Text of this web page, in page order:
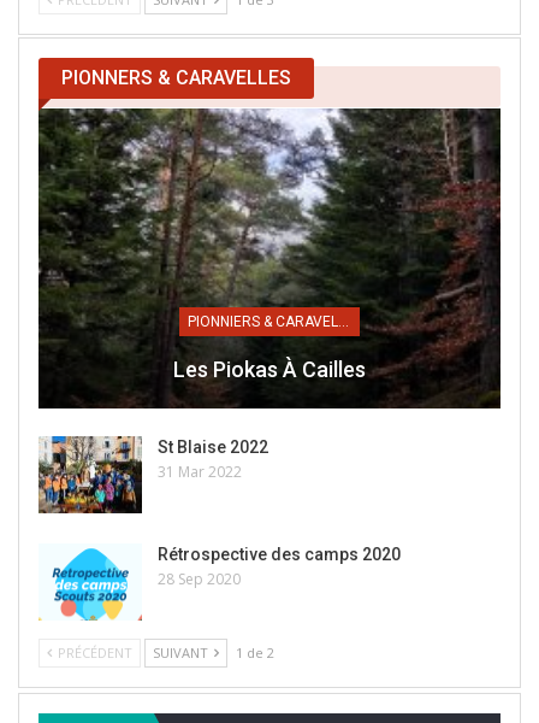
PIONNERS & CARAVELLES
PIONNIERS & CARAVELLES
Les Piokas À Cailles
St Blaise 2022
31 Mar 2022
Rétrospective des camps 2020
28 Sep 2020
PRÉCÉDENT SUIVANT 1 de 2